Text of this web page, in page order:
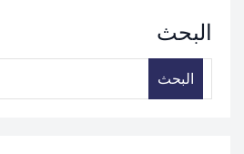
البحث
البحث